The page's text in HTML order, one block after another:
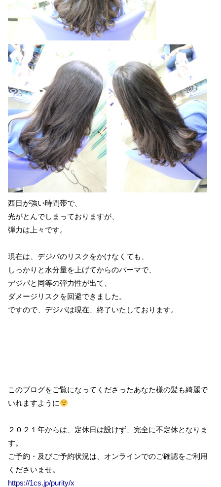
西日が強い時間帯で、
光がとんでしまっておりますが、
弾力は上々です。
現在は、デジパのリスクをかけなくても、
しっかりと水分量を上げてからのパーマで、
デジパと同等の弾力性が出て、
ダメージリスクを回避できました。
ですので、デジパは現在、終了いたしております。
このブログをご覧になってくださったあなた様の髪も綺麗で
いれますように
２０２１年からは、定休日は設けず、完全に不定休となりま
す。
ご予約・及びご予約状況は、オンラインでのご確認をご利用
くださいませ。
https://1cs.jp/purity/x